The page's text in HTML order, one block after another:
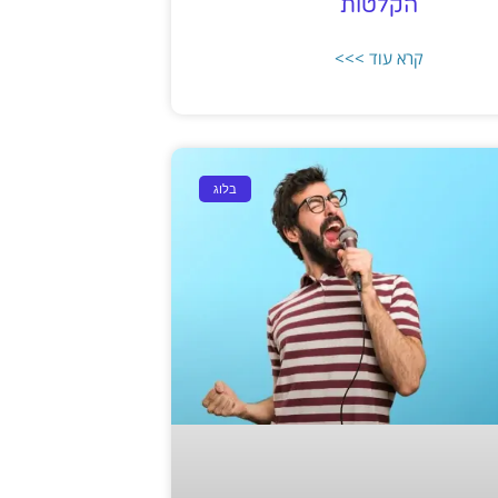
הקלטות
קרא עוד >>>
בלוג